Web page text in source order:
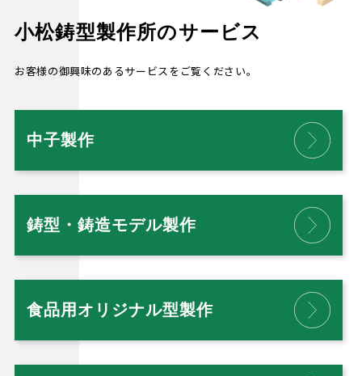
小松鋳型製作所のサービス
お客様の御興味のあるサービスをご覧ください。
中子製作
鋳型・鋳造モデル製作
食品用オリジナル型製作